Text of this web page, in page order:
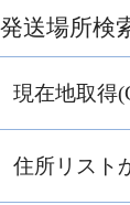
発送場所検
現在地取得
住所リスト